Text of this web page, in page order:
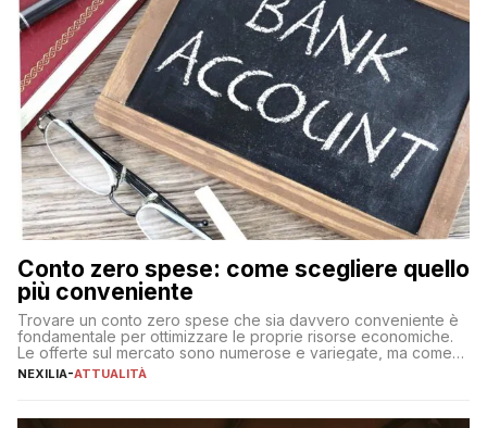
Conto zero spese: come scegliere quello
più conveniente
Trovare un conto zero spese che sia davvero conveniente è
fondamentale per ottimizzare le proprie risorse economiche.
Le offerte sul mercato sono numerose e variegate, ma come
individuare quella più adatta alle proprie esigenze senza
sul […]
NEXILIA-ATTUALITÀ